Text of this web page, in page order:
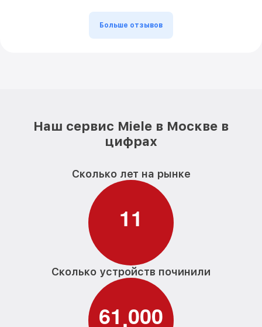
Больше отзывов
Наш сервис Miele в Москве в
цифрах
Сколько лет на рынке
11
Сколько устройств починили
61,000